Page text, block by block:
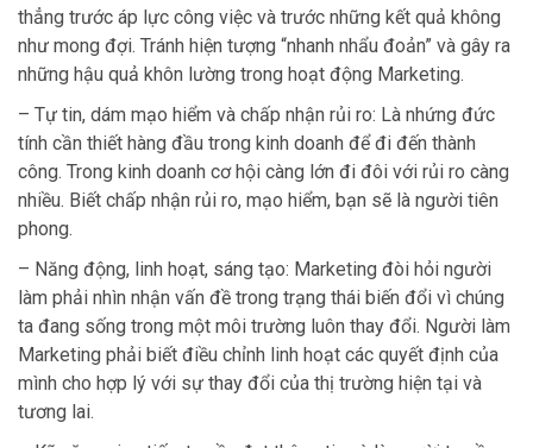
thẳng trước áp lực công việc và trước những kết quả không
như mong đợi. Tránh hiện tượng “nhanh nhẩu đoản” và gây ra
những hậu quả khôn lường trong hoạt động Marketing.
– Tự tin, dám mạo hiểm và chấp nhận rủi ro: Là nhứng đức
tính cần thiết hàng đầu trong kinh doanh để đi đến thành
công. Trong kinh doanh cơ hội càng lớn đi đôi với rủi ro càng
nhiều. Biết chấp nhận rủi ro, mạo hiểm, bạn sẽ là người tiên
phong.
– Năng động, linh hoạt, sáng tạo: Marketing đòi hỏi người
làm phải nhìn nhận vấn đề trong trạng thái biến đổi vì chúng
ta đang sống trong một môi trường luôn thay đổi. Người làm
Marketing phải biết điều chỉnh linh hoạt các quyết định của
mình cho hợp lý với sự thay đổi của thị trường hiện tại và
tương lai.